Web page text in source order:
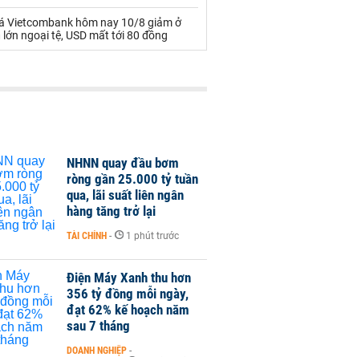
Vietcombank hôm nay 10/8 giảm ở
lớn ngoại tệ, USD mất tới 80 đồng
NHNN quay đầu bơm
ròng gần 25.000 tỷ tuần
qua, lãi suất liên ngân
hàng tăng trở lại
TÀI CHÍNH - 1 phút trước
Điện Máy Xanh thu hơn
356 tỷ đồng mỗi ngày,
đạt 62% kế hoạch năm
sau 7 tháng
DOANH NGHIỆP -